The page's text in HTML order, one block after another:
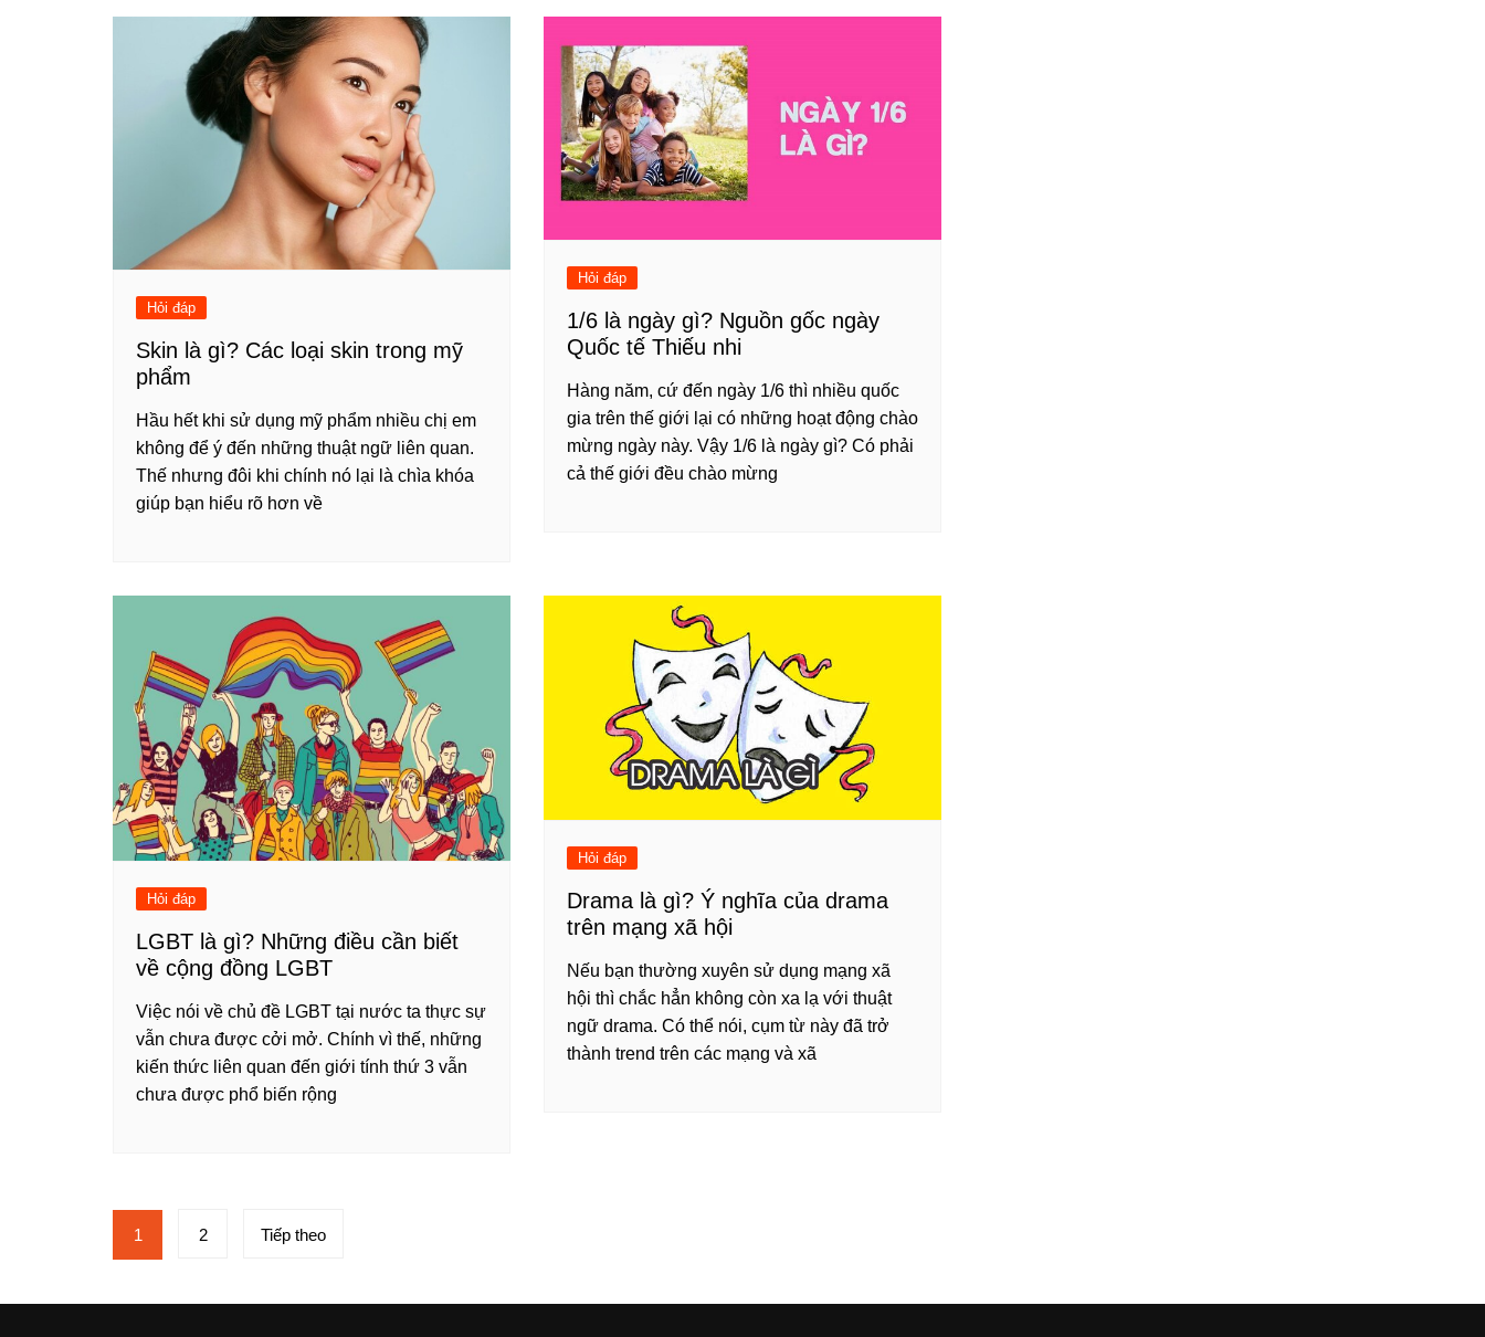
Hỏi đáp
Skin là gì? Các loại skin trong mỹ
phẩm
Hầu hết khi sử dụng mỹ phẩm nhiều chị em
không để ý đến những thuật ngữ liên quan.
Thế nhưng đôi khi chính nó lại là chìa khóa
giúp bạn hiểu rõ hơn về
Hỏi đáp
1/6 là ngày gì? Nguồn gốc ngày
Quốc tế Thiếu nhi
Hàng năm, cứ đến ngày 1/6 thì nhiều quốc
gia trên thế giới lại có những hoạt động chào
mừng ngày này. Vậy 1/6 là ngày gì? Có phải
cả thế giới đều chào mừng
Hỏi đáp
LGBT là gì? Những điều cần biết
về cộng đồng LGBT
Việc nói về chủ đề LGBT tại nước ta thực sự
vẫn chưa được cởi mở. Chính vì thế, những
kiến thức liên quan đến giới tính thứ 3 vẫn
chưa được phổ biến rộng
Hỏi đáp
Drama là gì? Ý nghĩa của drama
trên mạng xã hội
Nếu bạn thường xuyên sử dụng mạng xã
hội thì chắc hẳn không còn xa lạ với thuật
ngữ drama. Có thể nói, cụm từ này đã trở
thành trend trên các mạng và xã
Phân
trang
bài
1 2 Tiếp theo